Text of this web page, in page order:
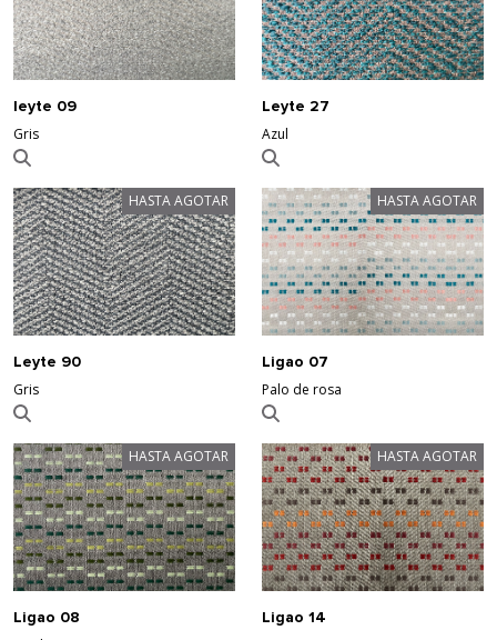
leyte 09
Gris
Leyte 27
Azul
HASTA AGOTAR
Leyte 90
Gris
HASTA AGOTAR
Ligao 07
Palo de rosa
HASTA AGOTAR
Ligao 08
HASTA AGOTAR
Ligao 14